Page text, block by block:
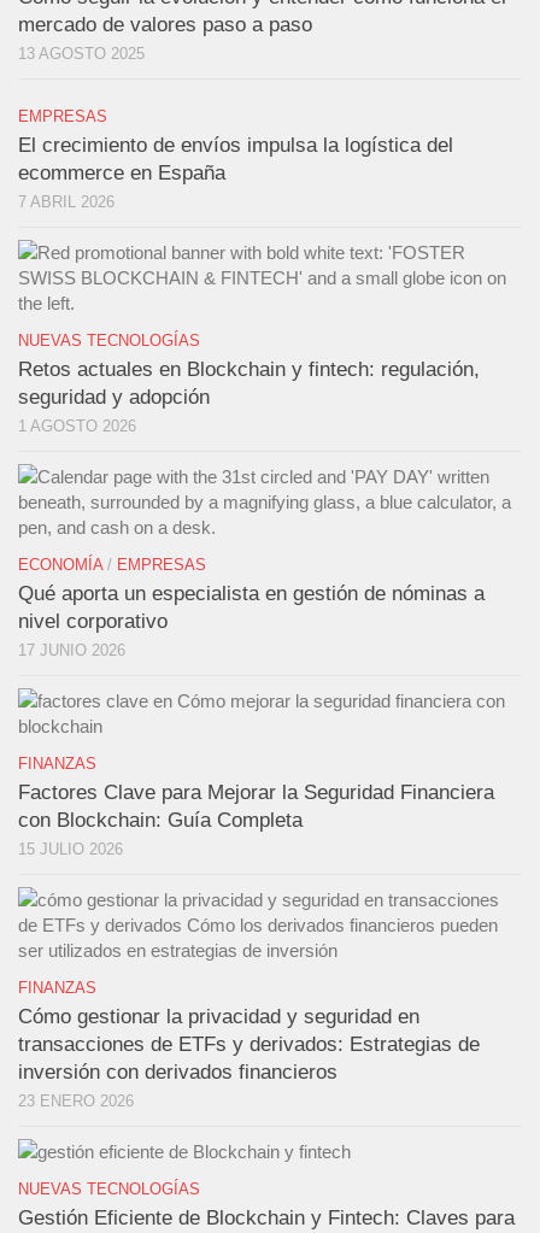
mercado de valores paso a paso
13 AGOSTO 2025
EMPRESAS
El crecimiento de envíos impulsa la logística del
ecommerce en España
7 ABRIL 2026
NUEVAS TECNOLOGÍAS
Retos actuales en Blockchain y fintech: regulación,
seguridad y adopción
1 AGOSTO 2026
ECONOMÍA/ EMPRESAS
Qué aporta un especialista en gestión de nóminas a
nivel corporativo
17 JUNIO 2026
FINANZAS
Factores Clave para Mejorar la Seguridad Financiera
con Blockchain: Guía Completa
15 JULIO 2026
FINANZAS
Cómo gestionar la privacidad y seguridad en
transacciones de ETFs y derivados: Estrategias de
inversión con derivados financieros
23 ENERO 2026
NUEVAS TECNOLOGÍAS
Gestión Eficiente de Blockchain y Fintech: Claves para